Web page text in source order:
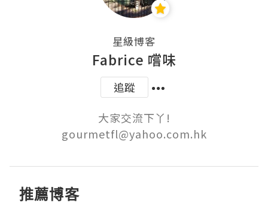
星級博客
Fabrice 嚐味
追蹤
大家交流下丫!
gourmetfl@yahoo.com.hk
推薦博客